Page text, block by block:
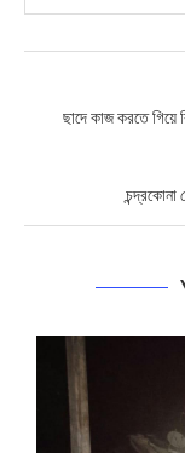
ছাদে কাজ করতে গিয়ে
চন্দ্রকোনা